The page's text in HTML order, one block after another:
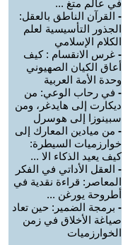
في عالم متغ ...
- القرآن الناطق بالعقل:
الجذور التأسيسية لعلم
الكلام الإسلامي
- غرس الانقسام : كيف
أعاق الكيان الصهيوني
وحدة الأمة العربية
- في رحاب الوعي: من
ديكارت إلى هايدغر، ومن
سبينوزا إلى هوسرل
- من ميادين المعارك إلى
خوارزميات السيطرة:
كيف يعيد الذكاء الا ...
- العقل الأداتي في الفكر
المعاصر: قراءة نقدية في
أطروحة يورغن ...
- برمجة الضمير: حين تعاد
صياغة الأخلاق في زمن
الخوارزميات